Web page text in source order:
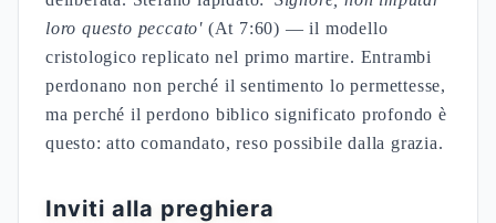
loro questo peccato' (At 7:60) — il modello
cristologico replicato nel primo martire. Entrambi
perdonano non perché il sentimento lo permettesse,
ma perché il perdono biblico significato profondo è
questo: atto comandato, reso possibile dalla grazia.
Inviti alla preghiera